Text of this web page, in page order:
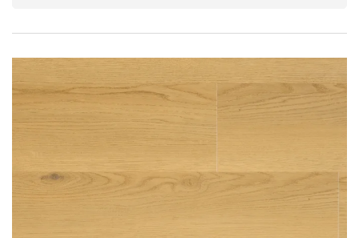
Przy zachowaniu określonych warunków panele mogą